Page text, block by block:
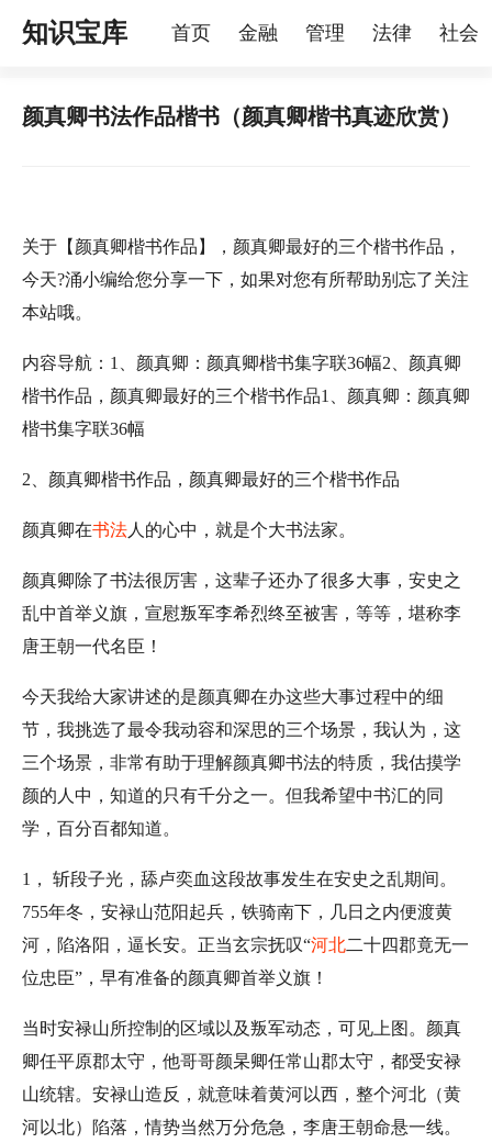
知识宝库 首页 金融 管理 法律 社会
烦恼 家庭 宠物
颜真卿书法作品楷书（颜真卿楷书真迹欣赏）
关于【颜真卿楷书作品】，颜真卿最好的三个楷书作品，
今天?涌小编给您分享一下，如果对您有所帮助别忘了关注
本站哦。
内容导航：1、颜真卿：颜真卿楷书集字联36幅2、颜真卿
楷书作品，颜真卿最好的三个楷书作品1、颜真卿：颜真卿
楷书集字联36幅
2、颜真卿楷书作品，颜真卿最好的三个楷书作品
颜真卿在书法人的心中，就是个大书法家。
颜真卿除了书法很厉害，这辈子还办了很多大事，安史之
乱中首举义旗，宣慰叛军李希烈终至被害，等等，堪称李
唐王朝一代名臣！
今天我给大家讲述的是颜真卿在办这些大事过程中的细
节，我挑选了最令我动容和深思的三个场景，我认为，这
三个场景，非常有助于理解颜真卿书法的特质，我估摸学
颜的人中，知道的只有千分之一。但我希望中书汇的同
学，百分百都知道。
1， 斩段子光，舔卢奕血这段故事发生在安史之乱期间。
755年冬，安禄山范阳起兵，铁骑南下，几日之内便渡黄
河，陷洛阳，逼长安。正当玄宗抚叹“河北二十四郡竟无一
位忠臣”，早有准备的颜真卿首举义旗！
当时安禄山所控制的区域以及叛军动态，可见上图。颜真
卿任平原郡太守，他哥哥颜杲卿任常山郡太守，都受安禄
山统辖。安禄山造反，就意味着黄河以西，整个河北（黄
河以北）陷落，情势当然万分危急，李唐王朝命悬一线。